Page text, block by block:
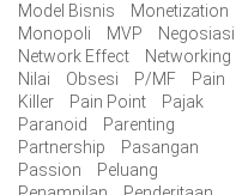
Model Bisnis
Monetization
Monopoli
MVP
Negosiasi
Network Effect
Networking
Nilai
Obsesi P/MF
Pain
Killer
Pain Point
Pajak
Paranoid
Parenting
Partnership
Pasangan
Passion
Peluang